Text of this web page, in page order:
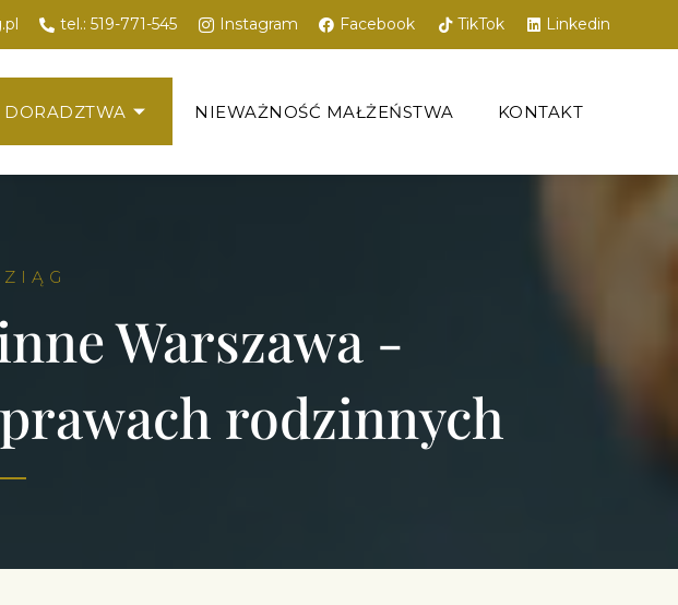
tel.: 519-771-545 Instagram Facebook TikTok Linkedin
DORADZTWA NIEWAŻNOŚĆ MAŁŻEŃSTWA KONTAKT
Warszawa -
rodzinnych